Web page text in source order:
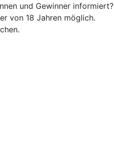
und Gewinner informiert?
von 18 Jahren möglich.